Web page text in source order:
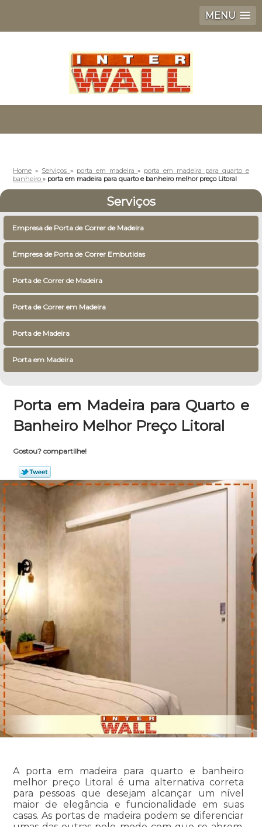
MENU
Home » Serviços» porta em madeira» porta em madeira para quarto e
banheiro» porta em madeira para quarto e banheiro melhor preço Litoral
Serviços
Empresa de Porta de Correr de Madeira
Empresa de Porta de Correr Embutidas
Porta de Correr de Madeira
Porta de Correr em Madeira
Porta de Madeira
Porta em Madeira
Porta em Madeira para Quarto e
Banheiro Melhor Preço Litoral
Gostou? compartilhe!
A porta em madeira para quarto e banheiro
melhor preço Litoral é uma alternativa correta
para pessoas que desejam alcançar um nível
maior de elegância e funcionalidade em suas
casas. As portas de madeira podem se diferenciar